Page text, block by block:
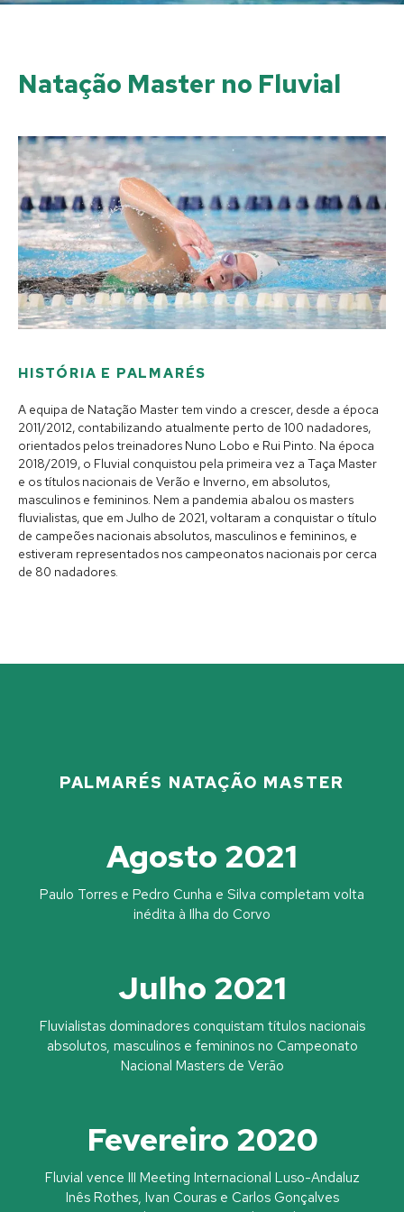
Natação Master no Fluvial
HISTÓRIA E PALMARÉS
A equipa de Natação Master tem vindo a crescer, desde a época
2011/2012, contabilizando atualmente perto de 100 nadadores,
orientados pelos treinadores Nuno Lobo e Rui Pinto. Na época
2018/2019, o Fluvial conquistou pela primeira vez a Taça Master
e os títulos nacionais de Verão e Inverno, em absolutos,
masculinos e femininos. Nem a pandemia abalou os masters
fluvialistas, que em Julho de 2021, voltaram a conquistar o título
de campeões nacionais absolutos, masculinos e femininos, e
estiveram representados nos campeonatos nacionais por cerca
de 80 nadadores.
PALMARÉS NATAÇÃO MASTER
Agosto 2021
Paulo Torres e Pedro Cunha e Silva completam volta
inédita à Ilha do Corvo
Julho 2021
Fluvialistas dominadores conquistam títulos nacionais
absolutos, masculinos e femininos no Campeonato
Nacional Masters de Verão
Fevereiro 2020
Fluvial vence III Meeting Internacional Luso-Andaluz
Inês Rothes, Ivan Couras e Carlos Gonçalves